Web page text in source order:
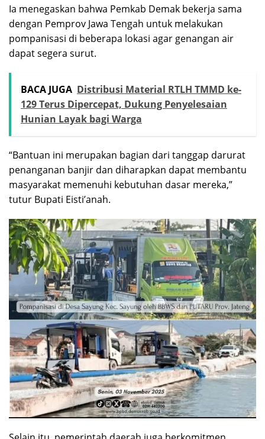
Ia menegaskan bahwa Pemkab Demak bekerja sama
dengan Pemprov Jawa Tengah untuk melakukan
pompanisasi di beberapa lokasi agar genangan air
dapat segera surut.
BACA JUGA Distribusi Material RTLH TMMD ke-
129 Terus Dipercepat, Dukung Penyelesaian
Hunian Layak bagi Warga
“Bantuan ini merupakan bagian dari tanggap darurat
penanganan banjir dan diharapkan dapat membantu
masyarakat memenuhi kebutuhan dasar mereka,”
tutur Bupati Eisti’anah.